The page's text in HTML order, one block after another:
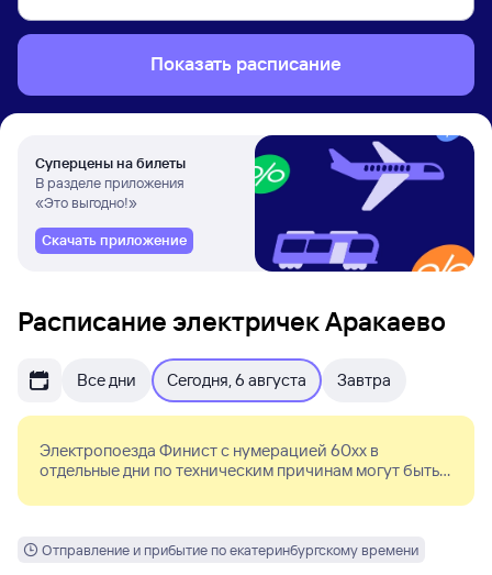
Показать расписание
Суперцены на билеты
В разделе приложения
«Это выгодно!»
Скачать приложение
Расписание электричек Аракаево
Все дни Сегодня, 6 августа Завтра
Электропоезда Финист с нумерацией 60xx в
отдельные дни по техническим причинам могут быть
Отправление и прибытие по екатеринбургскому времени